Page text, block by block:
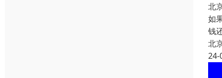
北
如
钱
北
24-